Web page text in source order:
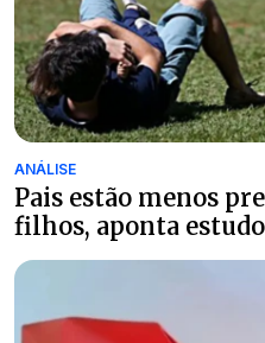
ANÁLISE
Pais estão menos
filhos, aponta estudo